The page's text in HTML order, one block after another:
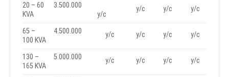
20 – 60
KVA
3.500.000
y/c
y/c y/c y/c
65 –
100 KVA
4.500.000 y/c y/c y/c y/c
130 –
165 KVA
5.000.000 y/c y/c y/c y/c